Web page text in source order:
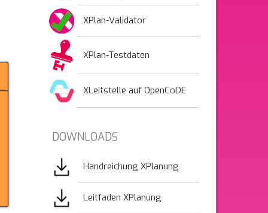
XPlan-Validator
XPlan-Testdaten
XLeitstelle auf OpenCoDE
DOWNLOADS
Bild
Handreichung XPlanung
Bild
Leitfaden XPlanung